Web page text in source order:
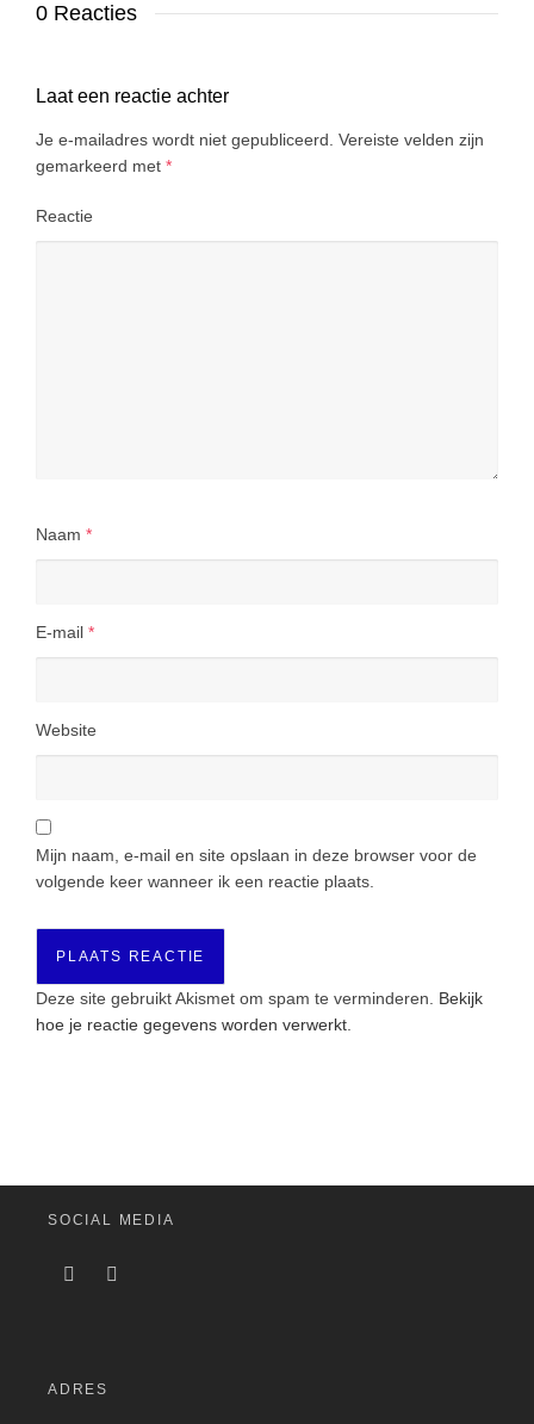
0 Reacties
Laat een reactie achter
Je e-mailadres wordt niet gepubliceerd. Vereiste velden zijn
gemarkeerd met *
Reactie
Naam *
E-mail *
Website
Mijn naam, e-mail en site opslaan in deze browser voor de
volgende keer wanneer ik een reactie plaats.
Deze site gebruikt Akismet om spam te verminderen. Bekijk
hoe je reactie gegevens worden verwerkt
SOCIAL MEDIA
ADRES